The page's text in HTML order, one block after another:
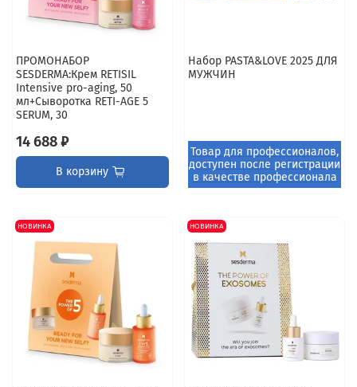
ПРОМОНАБОР
SESDERMA:Крем RETISIL
Intensive pro-aging, 50
мл+Сыворотка RETI-AGE 5
SERUM, 30
14 688 ₽
В корзину
Набор PASTA&LOVE 2025 ДЛЯ
МУЖЧИН
НОВИНКА НОВИНКА